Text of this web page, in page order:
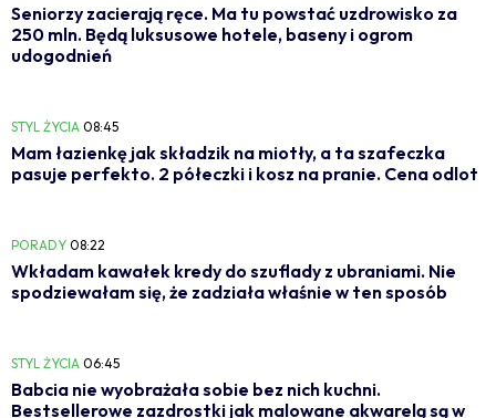
Seniorzy zacierają ręce. Ma tu powstać uzdrowisko za
250 mln. Będą luksusowe hotele, baseny i ogrom
udogodnień
STYL ŻYCIA 08:45
Mam łazienkę jak składzik na miotły, a ta szafeczka
pasuje perfekto. 2 półeczki i kosz na pranie. Cena odlot
PORADY 08:22
Wkładam kawałek kredy do szuflady z ubraniami. Nie
spodziewałam się, że zadziała właśnie w ten sposób
STYL ŻYCIA 06:45
Babcia nie wyobrażała sobie bez nich kuchni.
Bestsellerowe zazdrostki jak malowane akwarelą są w